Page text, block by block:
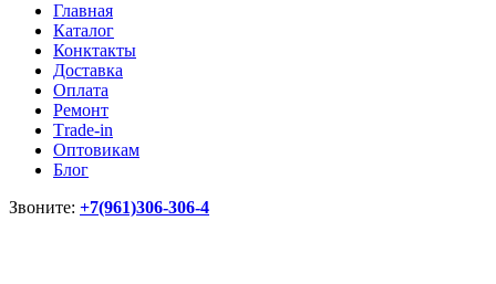
Главная
Каталог
Конктакты
Доставка
Оплата
Ремонт
Тrade-in
Оптовикам
Блог
Звоните: +7(961)306-306-4